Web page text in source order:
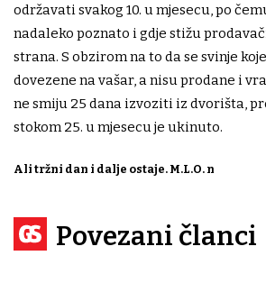
održavati svakog 10. u mjesecu, po
nadaleko poznato i gdje stižu
strana. S obzirom na to da se svinje
dovezene na vašar, a nisu prodane i
ne smiju 25 dana izvoziti iz dvorišta,
stokom 25. u mjesecu je ukinuto.
Ali tržni dan i dalje ostaje. M.L.O. n
Povezani članci